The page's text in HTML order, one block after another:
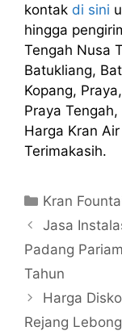
kontak di sini
hingga
Tengah Nusa
Batukliang,
Kopang,
Praya
Harga Kran
Terimakasih.
Kategori
Kran
Jasa
Padang
Tahun
Harga
Rejang